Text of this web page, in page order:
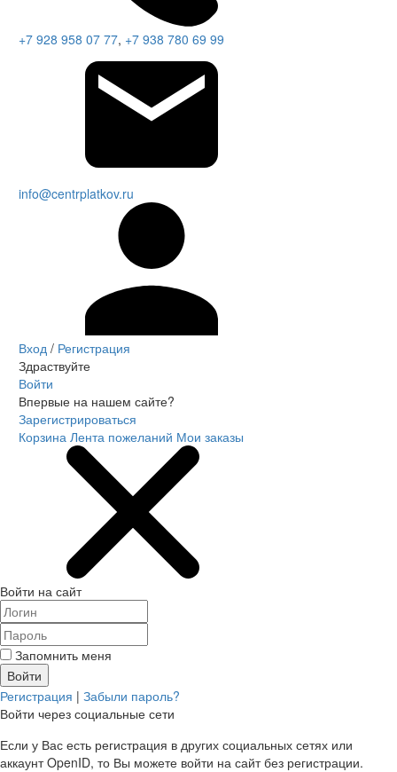
+7 928 958 07 77, +7 938 780 69 99
info@centrplatkov.ru
Вход / Регистрация
Здраствуйте
Войти
Впервые на нашем сайте?
Зарегистрироваться
Корзина Лента пожеланий Мои заказы
Войти на сайт
Запомнить меня
Регистрация | Забыли пароль?
Войти через социальные сети
Если у Вас есть регистрация в других социальных сетях или
аккаунт OpenID, то Вы можете войти на сайт без регистрации.